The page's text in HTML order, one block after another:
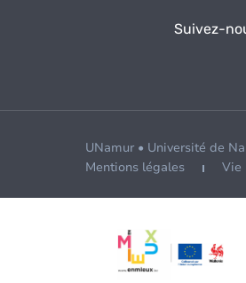
Suivez-
UNamur • Université de
Mentions légales
Vie